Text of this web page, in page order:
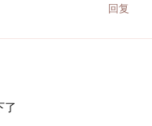
回复
了